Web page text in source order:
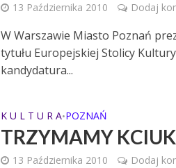
13 Października 2010 Dodaj
W Warszawie Miasto Poznań
tytułu Europejskiej Stolicy
kandydatura...
K U L T U R A•POZNAŃ
TRZYMAMY
13 Października 2010 Dodaj